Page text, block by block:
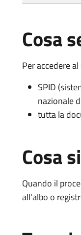
Cosa
Per accedere
SPID
nazionale
tutta la
Cosa
Quando il
all'albo o